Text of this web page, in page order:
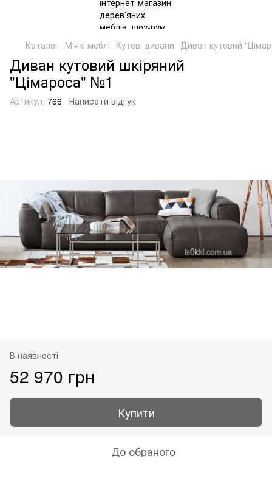
Каталог М'які меблі Кутові дивани Диван кутовий
Диван кутовий шкіряний
"Цімароса" №1
Артикул: 766 Написати відгук
В наявності
52 970 грн
Купити
До обраного